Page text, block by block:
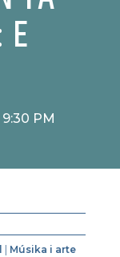
PM
Músika i arte